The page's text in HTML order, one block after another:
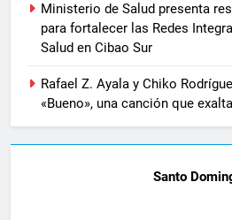
Ministerio de Salud presenta
para fortalecer las Redes
Salud en Cibao Sur
Rafael Z. Ayala y Chiko
«Bueno», una canción que
Santo